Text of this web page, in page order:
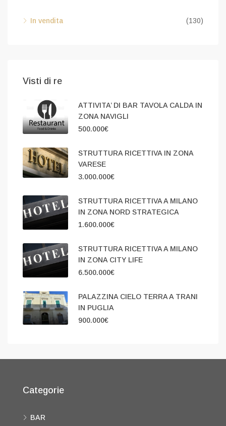
In vendita (130)
Visti di re
ATTIVITA’ DI BAR TAVOLA CALDA IN
ZONA NAVIGLI
500.000€
STRUTTURA RICETTIVA IN ZONA
VARESE
3.000.000€
STRUTTURA RICETTIVA A MILANO
IN ZONA NORD STRATEGICA
1.600.000€
STRUTTURA RICETTIVA A MILANO
IN ZONA CITY LIFE
6.500.000€
PALAZZINA CIELO TERRA A TRANI
IN PUGLIA
900.000€
Categorie
BAR